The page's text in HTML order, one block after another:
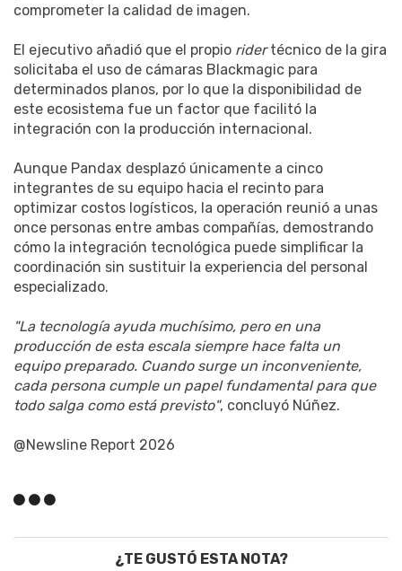
comprometer la calidad de imagen.
El ejecutivo añadió que el propio ridertécnico de la gira
solicitaba el uso de cámaras Blackmagic para
determinados planos, por lo que la disponibilidad de
este ecosistema fue un factor que facilitó la
integración con la producción internacional.
Aunque Pandax desplazó únicamente a cinco
integrantes de su equipo hacia el recinto para
optimizar costos logísticos, la operación reunió a unas
once personas entre ambas compañías, demostrando
cómo la integración tecnológica puede simplificar la
coordinación sin sustituir la experiencia del personal
especializado.
"La tecnología ayuda muchísimo, pero en una
producción de esta escala siempre hace falta un
equipo preparado. Cuando surge un inconveniente,
cada persona cumple un papel fundamental para que
todo salga como está previsto", concluyó Núñez.
@Newsline Report 2026
¿TE GUSTÓ ESTA NOTA?